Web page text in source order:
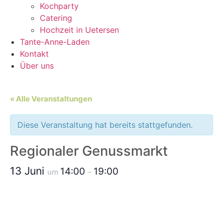
Kochparty
Catering
Hochzeit in Uetersen
Tante-Anne-Laden
Kontakt
Über uns
« Alle Veranstaltungen
Diese Veranstaltung hat bereits stattgefunden.
Regionaler Genussmarkt
13 Juni um 14:00 – 19:00